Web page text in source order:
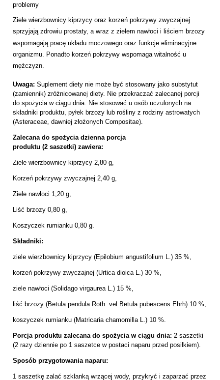
problemy
Ziele wierzbownicy kiprzycy oraz korzeń pokrzywy zwyczajnej
sprzyjają zdrowiu prostaty, a wraz z zielem nawłoci i liściem brzozy
wspomagają pracę układu moczowego oraz funkcje eliminacyjne
organizmu. Ponadto korzeń pokrzywy wspomaga witalność u
mężczyzn.
Uwaga: Suplement diety nie może być stosowany jako substytut
(zamiennik) zróżnicowanej diety. Nie przekraczać zalecanej porcji
do spożycia w ciągu dnia. Nie stosować u osób uczulonych na
składniki produktu, pyłek brzozy lub rośliny z rodziny astrowatych
(Asteraceae, dawniej złożonych Compositae).
Zalecana do spożycia dzienna porcja
produktu (2 saszetki) zawiera:
Ziele wierzbownicy kiprzycy 2,80 g,
Korzeń pokrzywy zwyczajnej 2,40 g,
Ziele nawłoci 1,20 g,
Liść brzozy 0,80 g,
Koszyczek rumianku 0,80 g.
Składniki:
ziele wierzbownicy kiprzycy (Epilobium angustifolium L.) 35 %,
korzeń pokrzywy zwyczajnej (Urtica dioica L.) 30 %,
ziele nawłoci (Solidago virgaurea L.) 15 %,
liść brzozy (Betula pendula Roth. vel Betula pubescens Ehrh) 10 %,
koszyczek rumianku (Matricaria chamomilla L.) 10 %.
Porcja produktu zalecana do spożycia w ciągu dnia: 2 saszetki
(2 razy dziennie po 1 saszetce w postaci naparu przed posiłkiem).
Sposób przygotowania naparu:
1 saszetkę zalać szklanką wrzącej wody, przykryć i zaparzać przez